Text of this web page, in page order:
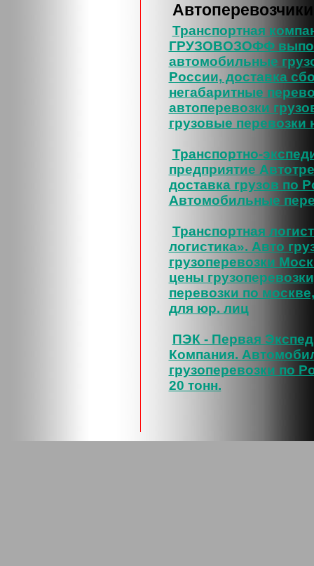
Автоперевозчики
Транспортная
ГРУЗОВОЗОФФ
автомобильные
России, доставка
негабаритные
автоперевозки
грузовые перевозки
Транспортно-
предприятие
доставка грузов по
Автомобильные
Транспортная
логистика». Авто
грузоперевозки
цены
перевозки по
для юр. лиц
ПЭК - Первая
Компания.
грузоперевозки по
20 тонн.